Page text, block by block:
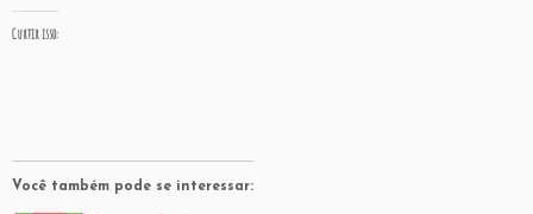
Curtir isso:
Você também pode se interessar: